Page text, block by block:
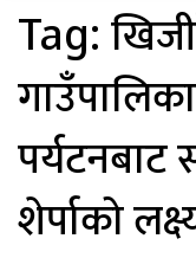
Tag:
पर्यटनबाट
शेर्पाको